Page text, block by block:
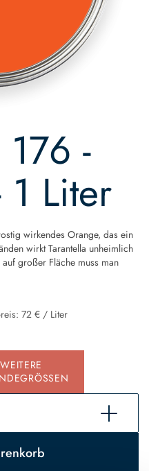
176 -
1 Liter
wirkendes Orange, das ein
wirkt Tarantella unheimlich
großer Fläche muss man
72 € / Liter